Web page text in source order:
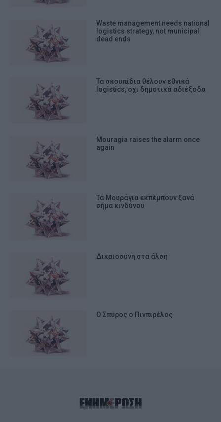
Waste management needs national
logistics strategy, not municipal
dead ends
Τα σκουπίδια θέλουν εθνικά
logistics, όχι δημοτικά αδιέξοδα
Mouragia raises the alarm once
again
Τα Μουράγια εκπέμπουν ξανά
σήμα κινδύνου
Δικαιοσύνη στα άλση
Ο Σπύρος ο Πινπιρέλος